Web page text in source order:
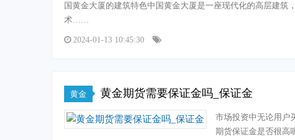
国黄金大厦的建筑特色中国黄金大厦是一座现代化的高层建
术……
2024-01-13 10:45:30
黄金 黄金期货需要保证金吗_保证金
市场投资中无论用户
期货保证金是否很高